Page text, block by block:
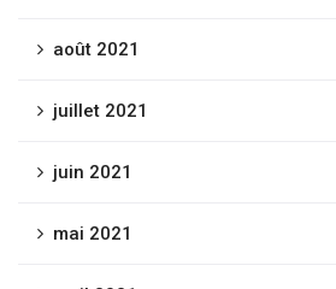
août 2021
juillet 2021
juin 2021
mai 2021